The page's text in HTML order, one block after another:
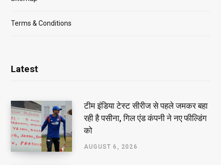
Terms & Conditions
Latest
टीम इंडिया टेस्ट सीरीज से पहले जमकर बहा
रही है पसीना, गिल एंड कंपनी ने नए फील्डिंग
को
AUGUST 6, 2026